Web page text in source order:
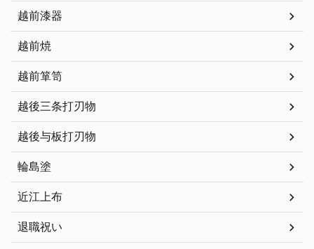
越前漆器
越前焼
越前箪笥
越後三条打刃物
越後与板打刃物
輪島塗
近江上布
退職祝い